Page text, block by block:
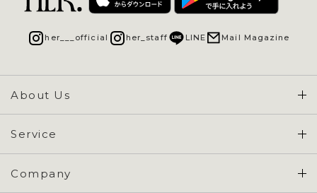
About Us
Concept & Overview
Service
会員登録 / ログイン
Company
her___official her_staff LINE Mail Magazine